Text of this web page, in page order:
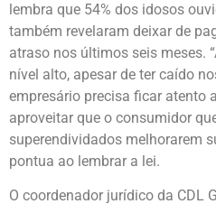
lembra que 54% dos idosos
também revelaram deixar de
atraso nos últimos seis meses.
nível alto, apesar de ter caído
empresário precisa ficar atento
aproveitar que o consumidor
superendividados melhorarem
pontua ao lembrar a lei.
O coordenador jurídico da CDL